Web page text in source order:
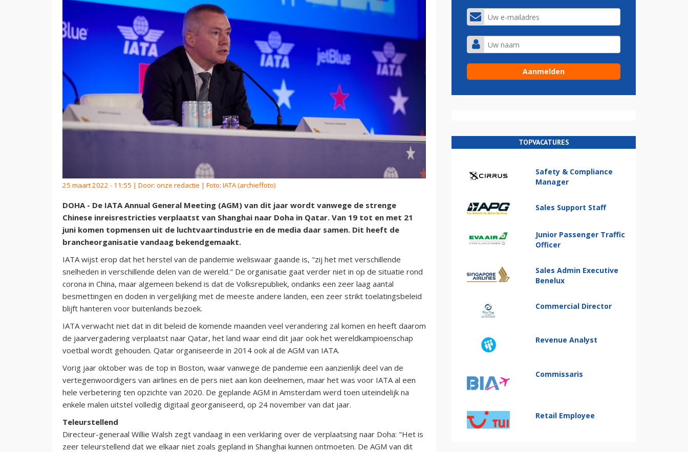
25 maart 2022 - 11:55 | Door: onze redactie | Foto: IATA (archieffoto)
DOHA - De IATA Annual General Meeting (AGM) van dit jaar wordt vanwege de strenge
Chinese inreisrestricties verplaatst van Shanghai naar Doha in Qatar. Van 19 tot en met 21
juni komen topmensen uit de luchtvaartindustrie en de media daar samen. Dit heeft de
brancheorganisatie vandaag bekendgemaakt.
IATA wijst erop dat het herstel van de pandemie weliswaar gaande is, "zij het met verschillende
snelheden in verschillende delen van de wereld." De organisatie gaat verder niet in op de situatie rond
corona in China, maar algemeen bekend is dat de Volksrepubliek, ondanks een zeer laag aantal
besmettingen en doden in vergelijking met de meeste andere landen, een zeer strikt toelatingsbeleid
blijft hanteren voor buitenlands bezoek.
IATA verwacht niet dat in dit beleid de komende maanden veel verandering zal komen en heeft daarom
de jaarvergadering verplaatst naar Qatar, het land waar eind dit jaar ook het wereldkampioenschap
voetbal wordt gehouden. Qatar organiseerde in 2014 ook al de AGM van IATA.
Vorig jaar oktober was de top in Boston, waar vanwege de pandemie een aanzienlijk deel van de
vertegenwoordigers van airlines en de pers niet aan kon deelnemen, maar het was voor IATA al een
hele verbetering ten opzichte van 2020. De geplande AGM in Amsterdam werd toen uiteindelijk na
enkele malen uitstel volledig digitaal georganiseerd, op 24 november van dat jaar.
Teleurstellend
Directeur-generaal Willie Walsh zegt vandaag in een verklaring over de verplaatsing naar Doha: "Het is
zeer teleurstellend dat we elkaar niet zoals gepland in Shanghai kunnen ontmoeten. De AGM van dit
TOPVACATURES
Safety & Compliance
Manager
Sales Support Staff
Junior Passenger Traffic
Officer
Sales Admin Executive
Benelux
Commercial Director
Revenue Analyst
Commissaris
Retail Employee